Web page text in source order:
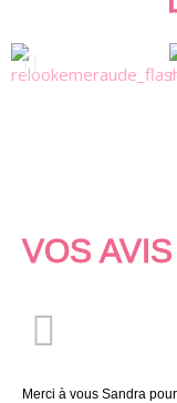
VOS AVIS
Merci à vous Sandra